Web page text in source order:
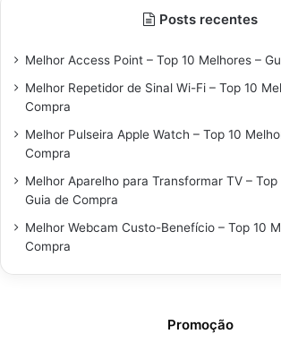
Posts recentes
Melhor Access Point – Top 10 Melhores –
Melhor Repetidor de Sinal Wi-Fi – Top 10
Compra
Melhor Pulseira Apple Watch – Top 10
Compra
Melhor Aparelho para Transformar TV – Top
Guia de Compra
Melhor Webcam Custo-Benefício – Top 10
Compra
Promoção